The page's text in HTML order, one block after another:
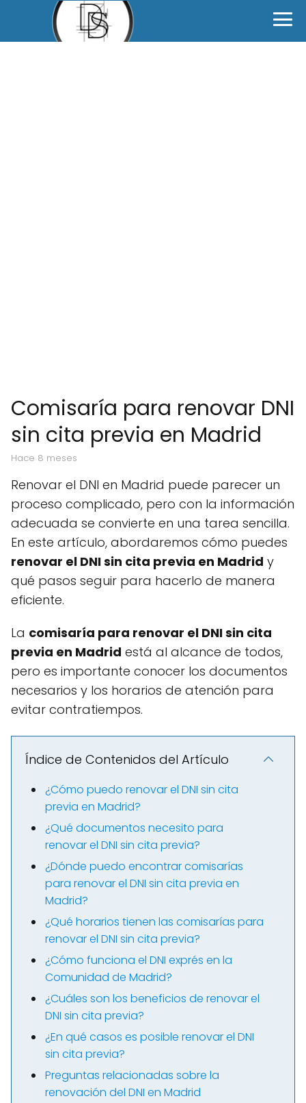
Comisaría para renovar DNI
sin cita previa en Madrid
hace 8 meses
Renovar el DNI en Madrid puede parecer un
proceso complicado, pero con la información
adecuada se convierte en una tarea sencilla.
En este artículo, abordaremos cómo puedes
renovar el DNI sin cita previa en Madrid y
qué pasos seguir para hacerlo de manera
eficiente.
La comisaría para renovar el DNI sin cita
previa en Madrid está al alcance de todos,
pero es importante conocer los documentos
necesarios y los horarios de atención para
evitar contratiempos.
Índice de Contenidos del Artículo
¿Cómo puedo renovar el DNI sin cita
previa en Madrid?
¿Qué documentos necesito para
renovar el DNI sin cita previa?
¿Dónde puedo encontrar comisarías
para renovar el DNI sin cita previa en
Madrid?
¿Qué horarios tienen las comisarías para
renovar el DNI sin cita previa?
¿Cómo funciona el DNI exprés en la
Comunidad de Madrid?
¿Cuáles son los beneficios de renovar el
DNI sin cita previa?
¿En qué casos es posible renovar el DNI
sin cita previa?
Preguntas relacionadas sobre la
renovación del DNI en Madrid